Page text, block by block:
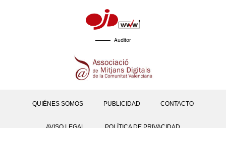
Auditor
QUIÉNES SOMOS PUBLICIDAD CONTACTO
AVISO LEGAL POLÍTICA DE PRIVACIDAD